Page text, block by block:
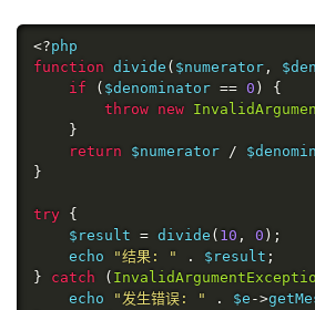
<?
function divide ( $numerator ,
if
( $denominator == 0 )
{
throw new
}
return $numerator /
}
try {
    $result
= divide ( 10 , 0 );
    echo
"结果: " . $result ;
}
catch (
    echo
"发生错误: " . $e ->